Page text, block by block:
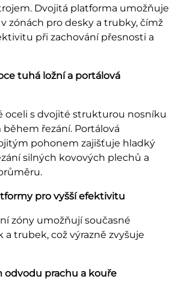
Dvojitá platforma umožňuje
zónách pro desky a trubky, čímž
při zachování přesnosti a
tuhá ložní a portálová
oceli s dvojité strukturou nosníku
řezání. Portálová
pohonem zajišťuje hladký
silných kovových plechů a
pro vyšší efektivitu
zóny umožňují současné
a trubek, což výrazně zvyšuje
odvodu prachu a kouře